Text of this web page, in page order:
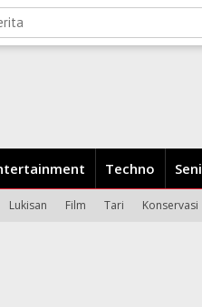
Techno Seni
Lukisan Film Tari Konservasi